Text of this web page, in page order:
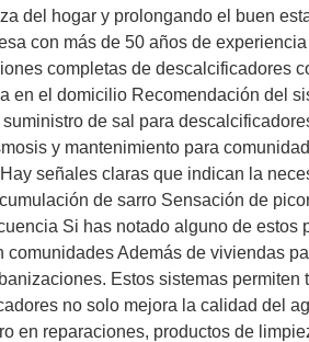
del hogar y prolongando el buen
con más de 50 años de
completas de descalcificadores
en el domicilio Recomendación del
de sal para
y mantenimiento para
señales claras que indican la
de sarro Sensación de
Si has notado alguno de
Además de viviendas
Estos sistemas
no solo mejora la calidad del
en reparaciones, productos de